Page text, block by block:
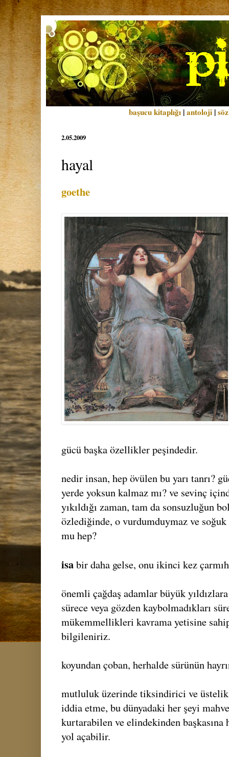
başucu kitaplığı |antoloji |
2.05.2009
hayal
goethe
gücü başka özellikler peşindedir.
nedir insan, hep övülen bu yarı tanrı?
yerde yoksun kalmaz mı? ve sevinç
yıkıldığı zaman, tam da sonsuzluğun
özlediğinde, o vurdumduymaz ve
mu hep?
isabir daha gelse, onu ikinci kez
önemli çağdaş adamlar büyük
sürece veya gözden kaybolmadıkları
mükemmellikleri kavrama yetisine
bilgileniriz.
koyundan çoban, herhalde sürünün
mutluluk üzerinde tiksindirici ve üstelik
iddia etme, bu dünyadaki her şeyi
kurtarabilen ve elindekinden başkasına
yol açabilir.